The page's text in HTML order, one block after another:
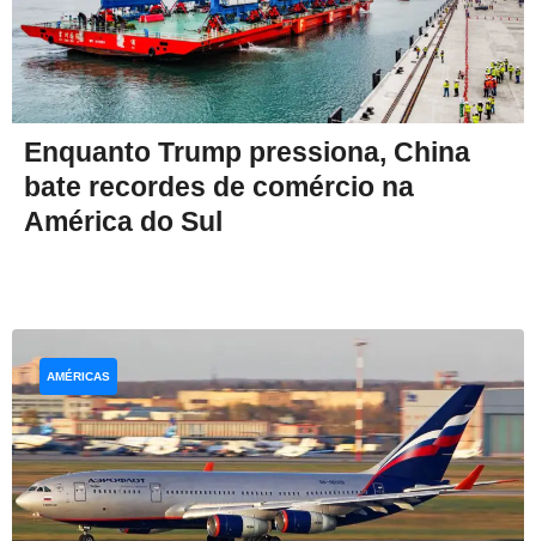
Enquanto Trump pressiona, China
bate recordes de comércio na
América do Sul
AMÉRICAS